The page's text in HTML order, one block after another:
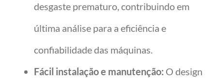
desgaste prematuro, contribuindo em
última análise para a eficiência e
confiabilidade das máquinas.
Fácil instalação e manutenção: O design